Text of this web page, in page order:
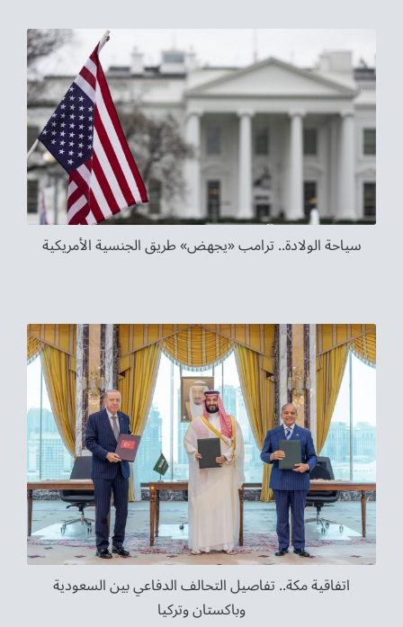
سياحة الولادة.. ترامب «يجهض» طريق الجنسية الأمريكية
اتفاقية مكة.. تفاصيل التحالف الدفاعي بين السعودية
وباكستان وتركيا